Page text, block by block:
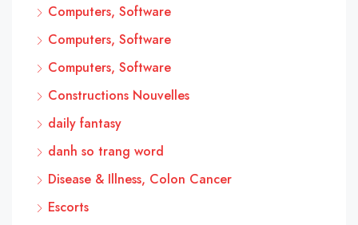
Computers, Software
Computers, Software
Computers, Software
Constructions Nouvelles
daily fantasy
danh so trang word
Disease & Illness, Colon Cancer
Escorts